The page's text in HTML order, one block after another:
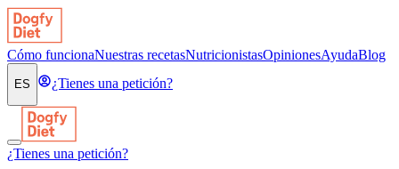
Cómo funcionaNuestras recetasNutricionistasOpinionesAyudaBlog
ES ¿Tienes una petición?
¿Tienes una petición?